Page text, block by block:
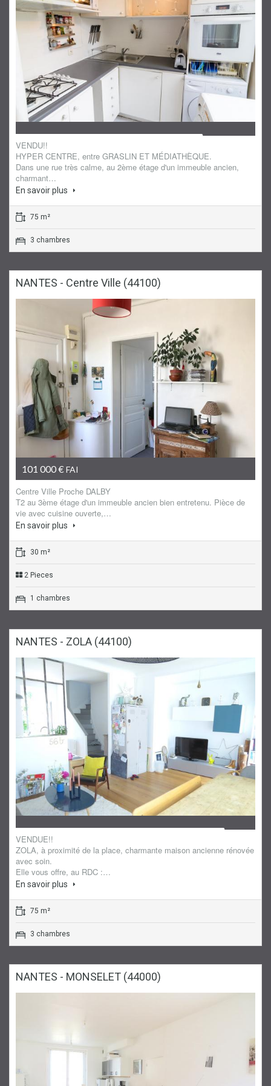
VENDU!!
HYPER CENTRE, entre GRASLIN ET MÉDIATHÈQUE.
Dans une rue très calme, au 2ème étage d'un immeuble ancien,
charmant…
En savoir plus
75 m²
3 chambres
NANTES - Centre Ville (44100)
101 000 € FAI
Centre Ville Proche DALBY
T2 au 3ème étage d'un immeuble ancien bien entretenu. Pièce de
vie avec cuisine ouverte,…
En savoir plus
30 m²
2 Pieces
1 chambres
NANTES - ZOLA (44100)
VENDUE!!
ZOLA, à proximité de la place, charmante maison ancienne rénovée
avec soin.
Elle vous offre, au RDC :…
En savoir plus
75 m²
3 chambres
NANTES - MONSELET (44000)